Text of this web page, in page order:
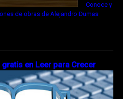
Conoce y
de obras de Alejandro Dumas
en Leer para Crecer